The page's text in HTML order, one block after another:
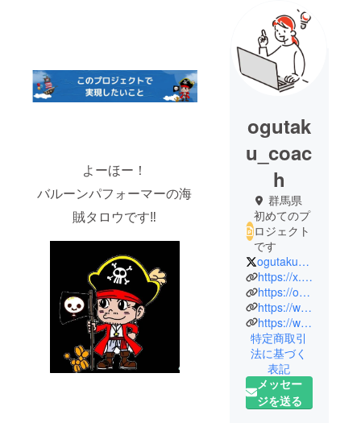
よーほー！
バルーンパフォーマーの海
賊タロウです‼️
ogutak
u_coac
h
群馬県
初めてのプ
ロジェクト
です
ogutaku_coach
https://x.com/ogutaku_coach
https://ogumarke.com/
https://www.facebook.com/ogutaku.1214
https://www.instagram.com/ogu.copywriter/
特定商取引
法に基づく
表記
メッセー
ジを送る